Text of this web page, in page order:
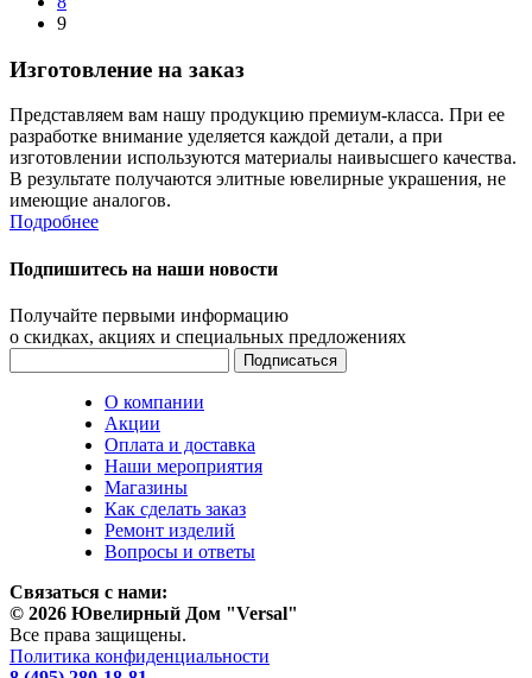
9
Изготовление на заказ
Представляем вам нашу продукцию премиум-класса. При ее
разработке внимание уделяется каждой детали, а при
изготовлении используются материалы наивысшего качества.
В результате получаются элитные ювелирные украшения, не
имеющие аналогов.
Подробнее
Подпишитесь на наши новости
Получайте первыми информацию
о скидках, акциях и специальных предложениях
О компании
Акции
Оплата и доставка
Наши мероприятия
Магазины
Как сделать заказ
Ремонт изделий
Вопросы и ответы
Связаться с нами:
© 2026 Ювелирный Дом "Versal"
Все права защищены.
Политика конфиденциальности